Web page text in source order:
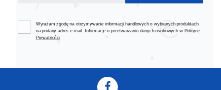
Wyrażam zgodę na otrzymywanie informacji handlowych o wybranych produktach
na podany adres e-mail. Informacje o przetwarzaniu danych osobowych w Polityce
Prywatności